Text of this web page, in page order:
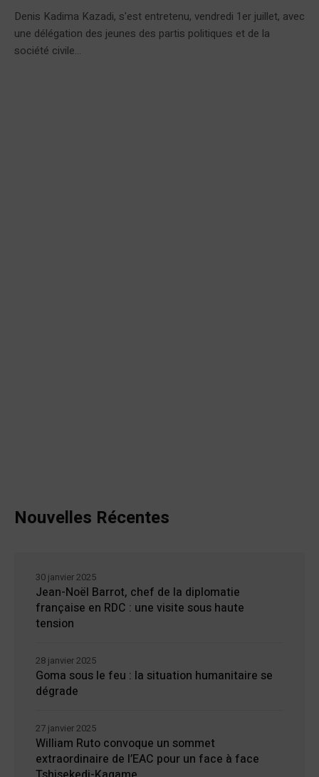
Denis Kadima Kazadi, s'est entretenu, vendredi 1er juillet, avec
une délégation des jeunes des partis politiques et de la
société civile...
Nouvelles Récentes
Jean-Noël Barrot, chef de la diplomatie
française en RDC : une visite sous haute
tension
30 janvier 2025
Goma sous le feu : la situation humanitaire se
dégrade
28 janvier 2025
William Ruto convoque un sommet
extraordinaire de l’EAC pour un face à face
27 janvier 2025